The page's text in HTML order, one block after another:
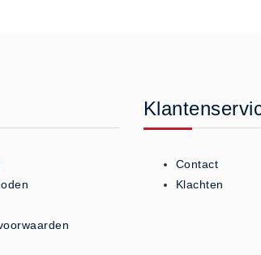
Contact
Klachten